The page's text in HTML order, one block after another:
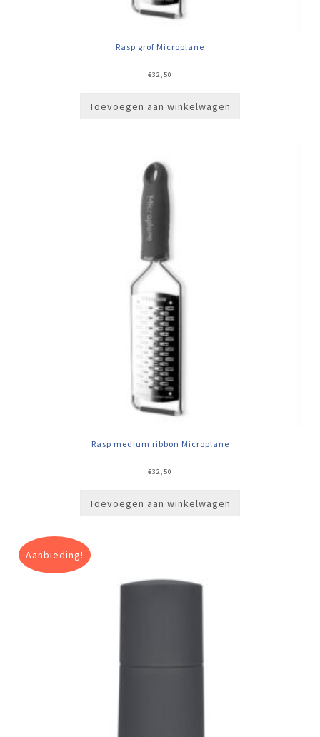
Rasp grof Microplane
€32,50
Toevoegen aan winkelwagen
Rasp medium ribbon Microplane
€32,50
Toevoegen aan winkelwagen
Aanbieding!